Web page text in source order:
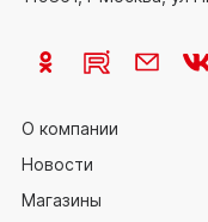
О компании
Новости
Магазины